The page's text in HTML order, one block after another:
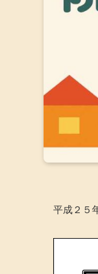
平成２５